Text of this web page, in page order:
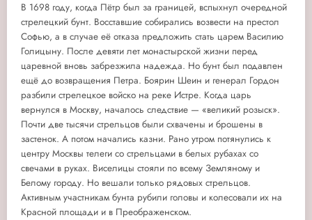
В 1698 году, когда Пётр был за границей, вспыхнул очередной
стрелецкий бунт. Восставшие собирались возвести на престол
Софью, а в случае её отказа предложить стать царем Василию
Голицыну. После девяти лет монастырской жизни перед
царевной вновь забрезжила надежда. Но бунт был подавлен
ещё до возвращения Петра. Боярин Шеин и генерал Гордон
разбили стрелецкое войско на реке Истре. Когда царь
вернулся в Москву, началось следствие — «великий розыск».
Почти две тысячи стрельцов были схвачены и брошены в
застенок. А потом начались казни. Рано утром потянулись к
центру Москвы телеги со стрельцами в белых рубахах со
свечами в руках. Виселицы стояли по всему Земляному и
Белому городу. Но вешали только рядовых стрельцов.
Активным участникам бунта рубили головы и колесовали их на
Красной площади и в Преображенском.